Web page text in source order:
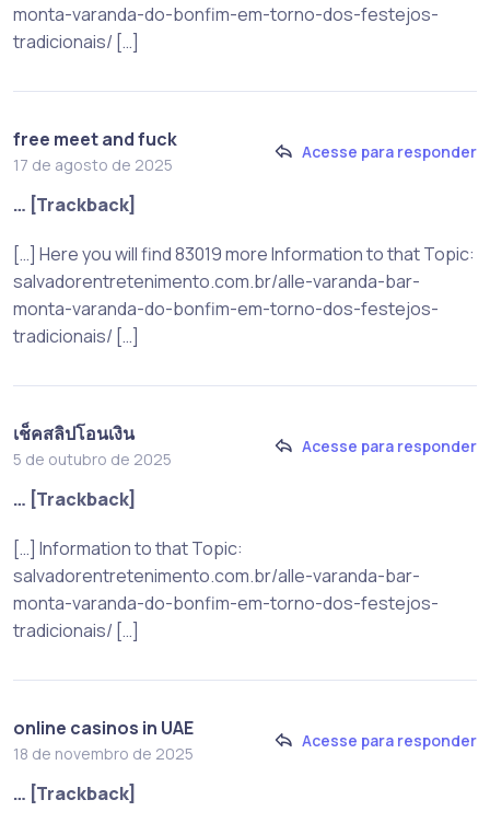
monta-varanda-do-bonfim-em-torno-dos-festejos-
tradicionais/ […]
free meet and fuck
17 de agosto de 2025
Acesse para responder
… [Trackback]
[…] Here you will find 83019 more Information to that Topic:
salvadorentretenimento.com.br/alle-varanda-bar-
monta-varanda-do-bonfim-em-torno-dos-festejos-
tradicionais/ […]
เช็คสลิปโอนเงิน
5 de outubro de 2025
Acesse para responder
… [Trackback]
[…] Information to that Topic:
salvadorentretenimento.com.br/alle-varanda-bar-
monta-varanda-do-bonfim-em-torno-dos-festejos-
tradicionais/ […]
online casinos in UAE
18 de novembro de 2025
Acesse para responder
… [Trackback]